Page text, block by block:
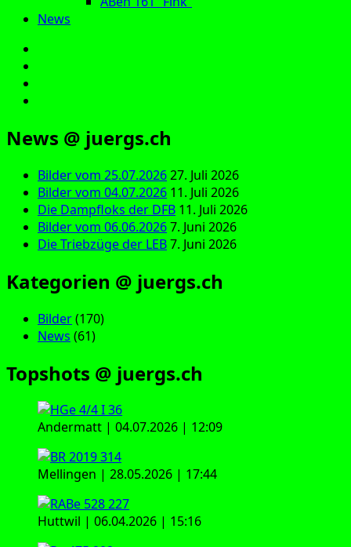
News
News @ juergs.ch
Bilder vom 25.07.202627. Juli 2026
Bilder vom 04.07.2026 11. Juli 2026
Die Dampfloks der DFB 11. Juli 2026
Bilder vom 06.06.20267. Juni 2026
Die Triebzüge der LEB7. Juni 2026
Kategorien @ juergs.ch
Bilder(170)
News (61)
Topshots @ juergs.ch
Andermatt | 04.07.2026 | 12:09
Mellingen | 28.05.2026 | 17:44
Huttwil | 06.04.2026 | 15:16